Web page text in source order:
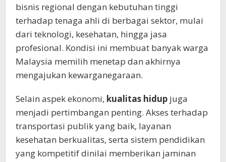
bisnis regional dengan kebutuhan tinggi
terhadap tenaga ahli di berbagai sektor, mulai
dari teknologi, kesehatan, hingga jasa
profesional. Kondisi ini membuat banyak warga
Malaysia memilih menetap dan akhirnya
mengajukan kewarganegaraan.
Selain aspek ekonomi, kualitas hidup juga
menjadi pertimbangan penting. Akses terhadap
transportasi publik yang baik, layanan
kesehatan berkualitas, serta sistem pendidikan
yang kompetitif dinilai memberikan jaminan